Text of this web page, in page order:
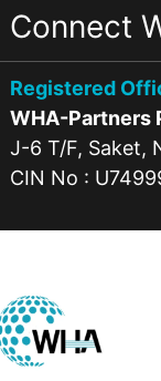
Connect
Registered
WHA-Partners
J-6 T/F, Saket,
CIN No :